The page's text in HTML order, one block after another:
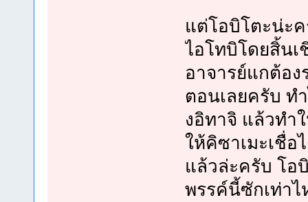
แต่โอบิโตะน่ะ
ไอโทบิโดยสิ้นเ
อาจารย์แกต้อ
ตอนเลยครับ ท
งอิทาจิ แล้วทำ
ให้คิซาเมะเชื่อ
แล้วล่ะครับ โอ
พรรค์นี้ซักเท่า